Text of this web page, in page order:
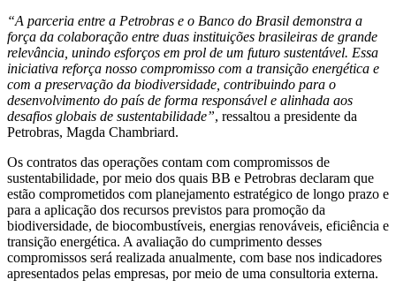
“A parceria entre a Petrobras e o Banco do Brasil demonstra a
força da colaboração entre duas instituições brasileiras de grande
relevância, unindo esforços em prol de um futuro sustentável. Essa
iniciativa reforça nosso compromisso com a transição energética e
com a preservação da biodiversidade, contribuindo para o
desenvolvimento do país de forma responsável e alinhada aos
desafios globais de sustentabilidade”, ressaltou a presidente da
Petrobras, Magda Chambriard.
Os contratos das operações contam com compromissos de
sustentabilidade, por meio dos quais BB e Petrobras declaram que
estão comprometidos com planejamento estratégico de longo prazo e
para a aplicação dos recursos previstos para promoção da
biodiversidade, de biocombustíveis, energias renováveis, eficiência e
transição energética. A avaliação do cumprimento desses
compromissos será realizada anualmente, com base nos indicadores
apresentados pelas empresas, por meio de uma consultoria externa.